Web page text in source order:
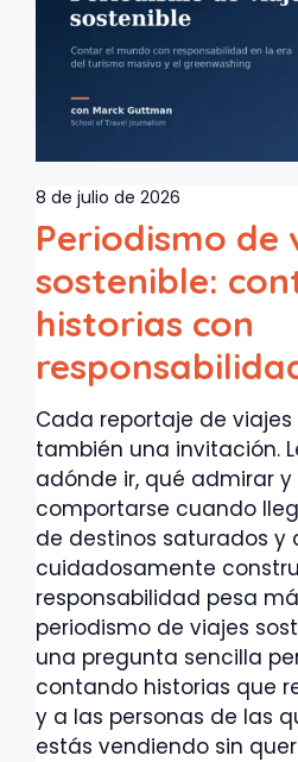
8 de julio de 2026
Periodismo de
sostenible:
historias con
Cada reportaje de
también una invitación.
adónde ir, qué admirar
comportarse cuando
de destinos saturados y
cuidadosamente
responsabilidad pesa
periodismo de viajes
una pregunta sencilla
contando historias que
y a las personas de las
estás vendiendo sin